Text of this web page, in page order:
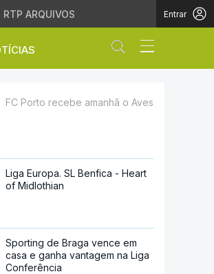
RTP ARQUIVOS Entrar
Abrir campo
FC Porto recebe amanhã o Aves
Liga Europa. SL Benfica - Heart
of Midlothian
Sporting de Braga vence em
casa e ganha vantagem na Liga
Conferência